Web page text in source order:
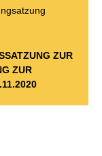
ZUR
ZUR